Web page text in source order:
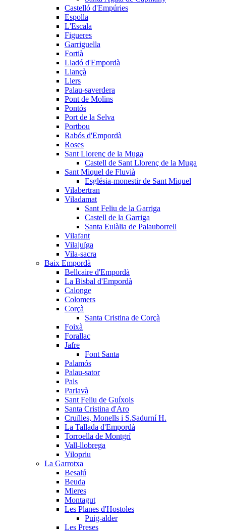
Castelló d'Empúries
Espolla
L'Escala
Figueres
Garriguella
Fortià
Lladó d'Empordà
Llançà
Llers
Palau-saverdera
Pont de Molins
Pontós
Port de la Selva
Portbou
Rabós d'Empordà
Roses
Sant Llorenç de la Muga
Castell de Sant Llorenç de la Muga
Sant Miquel de Fluvià
Església-monestir de Sant Miquel
Vilabertran
Viladamat
Sant Feliu de la Garriga
Castell de la Garriga
Santa Eulàlia de Palauborrell
Vilafant
Vilajuïga
Vila-sacra
Baix Empordà
Bellcaire d'Empordà
La Bisbal d'Empordà
Calonge
Colomers
Corçà
Santa Cristina de Corçà
Foixà
Forallac
Jafre
Font Santa
Palamós
Palau-sator
Pals
Parlavà
Sant Feliu de Guíxols
Santa Cristina d'Aro
Cruïlles, Monells i S.Sadurní H.
La Tallada d'Empordà
Torroella de Montgrí
Vall-llobrega
Vilopriu
La Garrotxa
Besalú
Beuda
Mieres
Montagut
Les Planes d'Hostoles
Puig-alder
Les Preses